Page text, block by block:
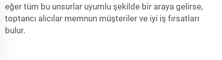
eğer tüm bu unsurlar uyumlu şekilde bir araya gelirse,
toptancı alıcılar memnun müşteriler ve iyi iş fırsatları
bulur.